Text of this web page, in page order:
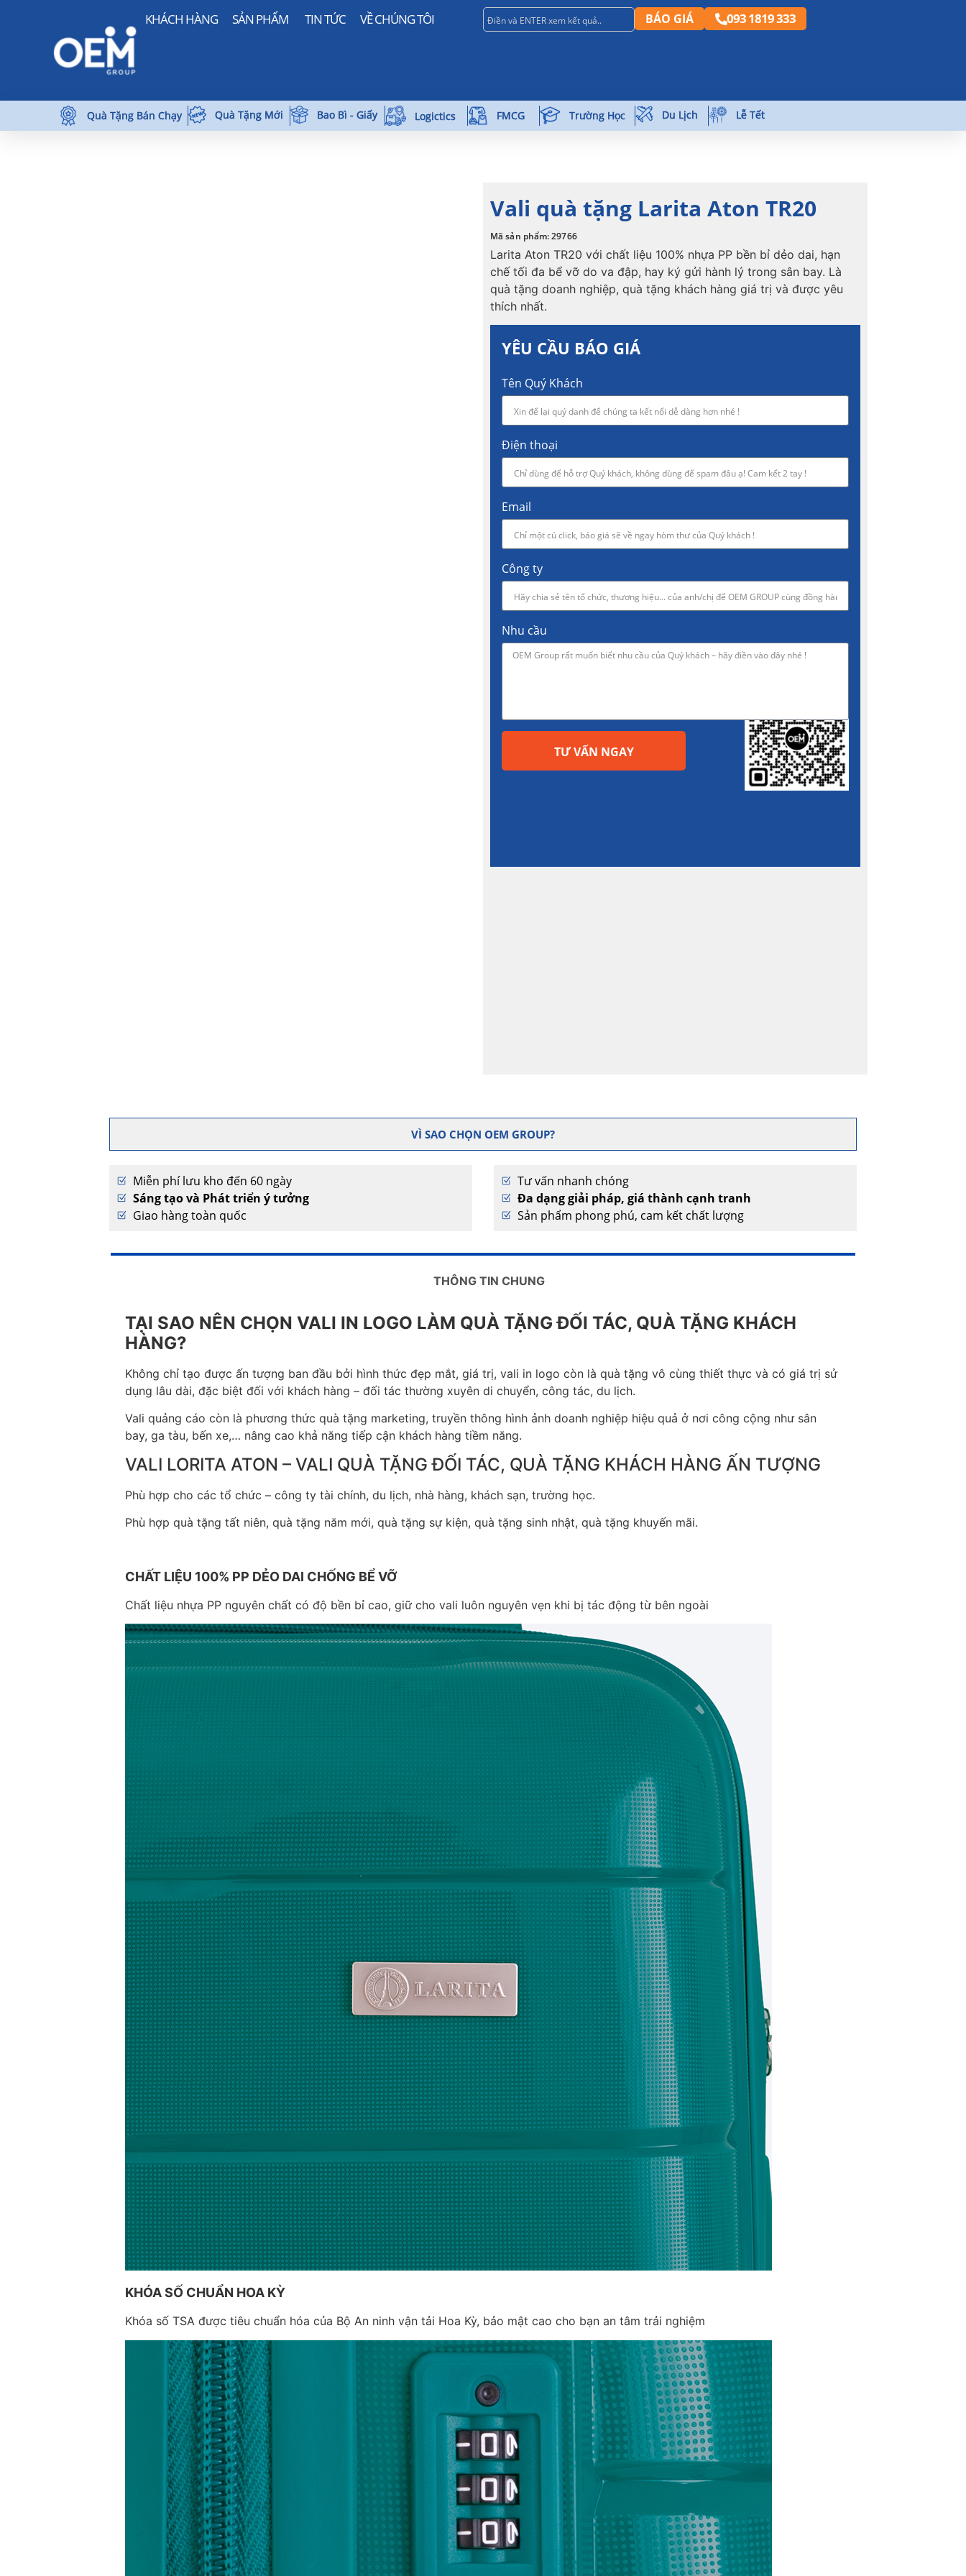
KHÁCH HÀNG SẢN PHẨM TIN TỨC VỀ CHÚNG TÔI BÁO GIÁ 093 1819 333
Quà Tặng Bán Chạy Quà Tặng Mới Bao Bì - Giấy Logictics FMCG Trường Học Du Lịch Lễ Tết
Vali quà tặng Larita Aton TR20
Mã sản phẩm: 29766
Larita Aton TR20 với chất liệu 100% nhựa PP bền bỉ dẻo dai, hạn
chế tối đa bể vỡ do va đập, hay ký gửi hành lý trong sân bay. Là
quà tặng doanh nghiệp, quà tặng khách hàng giá trị và được yêu
thích nhất.
YÊU CẦU BÁO GIÁ
Tên Quý Khách
Điện thoại
Email
Công ty
Nhu cầu
TƯ VẤN NGAY
VÌ SAO CHỌN OEM GROUP?
Miễn phí lưu kho đến 60 ngày
Sáng tạo và Phát triển ý tưởng
Giao hàng toàn quốc
Tư vấn nhanh chóng
Đa dạng giải pháp, giá thành cạnh tranh
Sản phẩm phong phú, cam kết chất lượng
THÔNG TIN CHUNG
TẠI SAO NÊN CHỌN VALI IN LOGO LÀM QUÀ TẶNG ĐỐI TÁC, QUÀ TẶNG KHÁCH
HÀNG?
Không chỉ tạo được ấn tượng ban đầu bởi hình thức đẹp mắt, giá trị, vali in logo còn là quà tặng vô cùng thiết thực và có giá trị sử
dụng lâu dài, đặc biệt đối với khách hàng – đối tác thường xuyên di chuyển, công tác, du lịch.
Vali quảng cáo còn là phương thức quà tặng marketing, truyền thông hình ảnh doanh nghiệp hiệu quả ở nơi công cộng như sân
bay, ga tàu, bến xe,… nâng cao khả năng tiếp cận khách hàng tiềm năng.
VALI LORITA ATON – VALI QUÀ TẶNG ĐỐI TÁC, QUÀ TẶNG KHÁCH HÀNG ẤN TƯỢNG
Phù hợp cho các tổ chức – công ty tài chính, du lịch, nhà hàng, khách sạn, trường học.
Phù hợp quà tặng tất niên, quà tặng năm mới, quà tặng sự kiện, quà tặng sinh nhật, quà tặng khuyến mãi.
CHẤT LIỆU 100% PP DẺO DAI CHỐNG BỂ VỠ
Chất liệu nhựa PP nguyên chất có độ bền bỉ cao, giữ cho vali luôn nguyên vẹn khi bị tác động từ bên ngoài
KHÓA SỐ CHUẨN HOA KỲ
Khóa số TSA được tiêu chuẩn hóa của Bộ An ninh vận tải Hoa Kỳ, bảo mật cao cho bạn an tâm trải nghiệm